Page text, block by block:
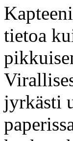
tietoa
jyrkästi